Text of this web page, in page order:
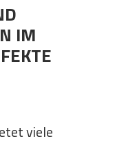
IM
viele